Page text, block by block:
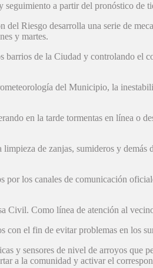
a partir del pronóstico de
Riesgo desarrolla una serie de
y martes.
de la Ciudad y controlando el
del Municipio, la
en la tarde tormentas en línea o
de zanjas, sumideros y
por los canales de comunicación
Civil. Como línea de atención al
con el fin de evitar problemas en los
y sensores de nivel de arroyos que
a la comunidad y activar el